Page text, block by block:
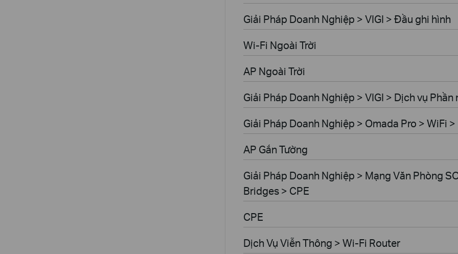
Giải Pháp Doanh Nghiệp > VIGI > Đầu ghi hình
Wi-Fi Ngoài Trời
AP Ngoài Trời
Giải Pháp Doanh Nghiệp > VIGI > Dịch vụ Phần
Giải Pháp Doanh Nghiệp > Omada Pro > WiFi
AP Gắn Tường
Giải Pháp Doanh Nghiệp > Mạng Văn Phòng
Bridges > CPE
CPE
Dịch Vụ Viễn Thông > Wi-Fi Router